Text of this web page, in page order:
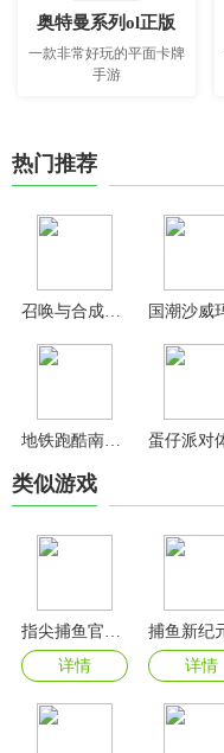
奥特曼系列ol正版
一款非常好玩的平面卡牌
手游
热门推荐
召唤与合成2手游
地铁跑酷南枫定制版本
类似游戏
详情
详情